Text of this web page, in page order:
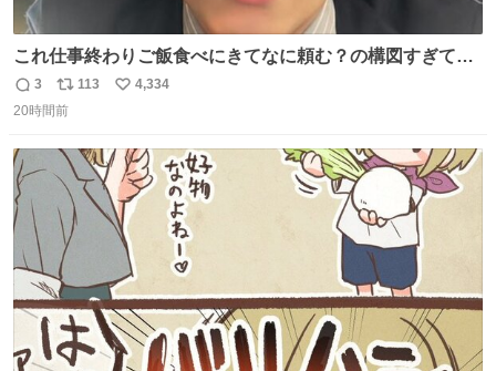
これ仕事終わりご飯食べにきてなに頼む？の構図すぎて…
😭
返
信
3
リ
ポ
ト
数
113
い
数
4,334
20時間前